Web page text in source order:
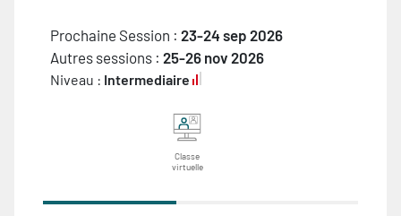
Prochaine Session : 23-24 sep 2026
Autres sessions : 25-26 nov 2026
Niveau : Intermediaire
Classe
virtuelle